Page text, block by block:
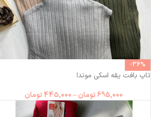
-36%
تاپ بافت یقه اسکی موندا
695,000 تومان–
445,000 تومان